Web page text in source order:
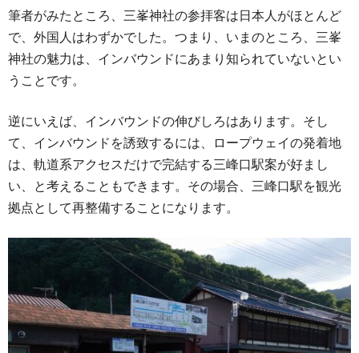
筆者がみたところ、三峯神社の参拝客は日本人がほとんど
で、外国人はわずかでした。つまり、いまのところ、三峯
神社の魅力は、インバウンドにあまり知られていないとい
うことです。
逆にいえば、インバウンドの伸びしろはあります。そし
て、インバウンドを誘致するには、ロープウェイの発着地
は、軌道系アクセスだけで完結する三峰口駅案が好まし
い、と考えることもできます。その場合、三峰口駅を観光
拠点として再整備することになります。